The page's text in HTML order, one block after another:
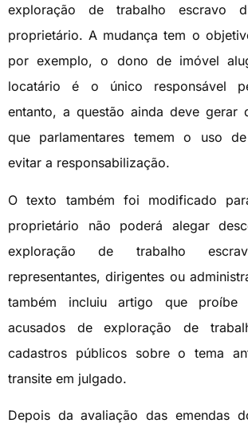
exploração de trabalho escravo
proprietário. A mudança tem o
por exemplo, o dono de imóvel
locatário é o único responsável
entanto, a questão ainda deve gerar
que parlamentares temem o uso de
evitar a responsabilização.
O texto também foi modificado
proprietário não poderá alegar
exploração de trabalho
representantes, dirigentes ou
também incluiu artigo que
acusados de exploração de
cadastros públicos sobre o tema
transite em julgado.
Depois da avaliação das emendas